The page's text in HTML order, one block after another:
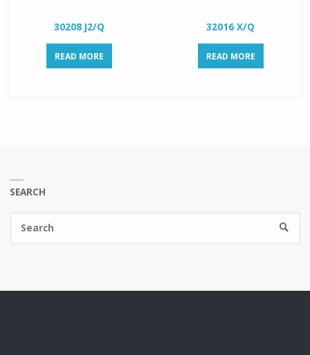
30208 J2/Q
READ MORE
32016 X/Q
READ MORE
SEARCH